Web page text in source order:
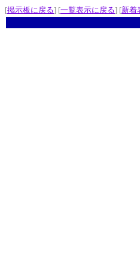
[掲示板に戻る] [一覧表示に戻る] [新着